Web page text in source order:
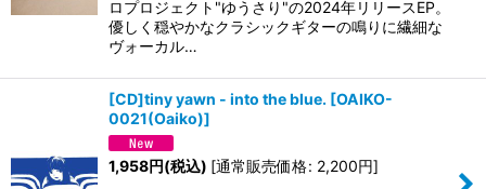
ロプロジェクト"ゆうさり"の2024年リリースEP。
優しく穏やかなクラシックギターの鳴りに繊細な
ヴォーカル…
[CD]tiny yawn - into the blue. [OAIKO-
0021(Oaiko)]
1,958円(税込) [通常販売価格: 2,200円]